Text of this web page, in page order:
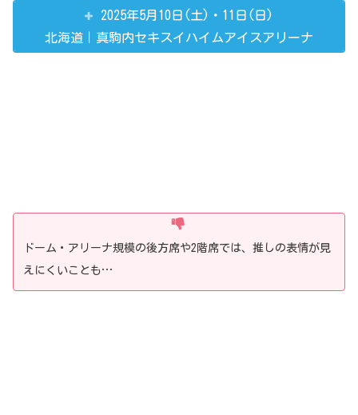
2025年5月10日(土)・11日(日)
北海道｜真駒内セキスイハイムアイスアリーナ
ドーム・アリーナ規模の後方席や2階席では、推しの表情が見
えにくいことも…